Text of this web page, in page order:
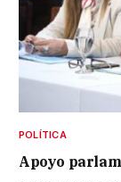
POLÍTICA
Apoyo